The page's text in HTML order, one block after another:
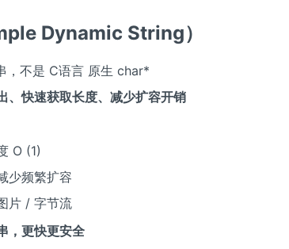
Dynamic String）
，不是 C语言 原生 char*
、快速获取长度、减少扩容开销
O (1)
少频繁扩容
片 / 字节流
，更快更安全